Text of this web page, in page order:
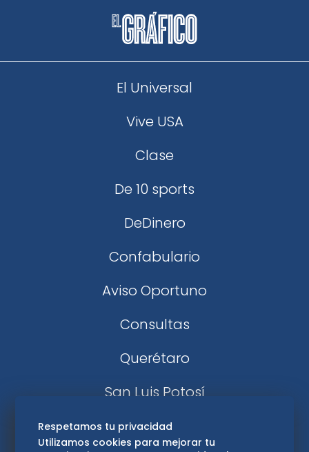
El Universal
Vive USA
Clase
De 10 sports
DeDinero
Confabulario
Aviso Oportuno
Consultas
Querétaro
San Luis Potosí
Edomex
Respetamos tu privacidad
Utilizamos cookies para mejorar tu